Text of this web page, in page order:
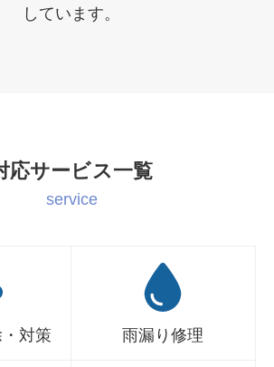
しています。
応サービス一覧
service
対策 雨漏り修理